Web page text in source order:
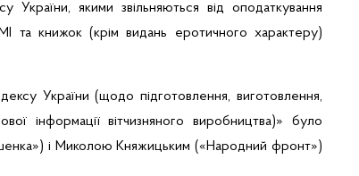
якими звільняються від оподаткування
та книжок (крім видань еротичного характеру)
України (щодо підготовлення, виготовлення,
інформації вітчизняного виробництва)» було
і Миколою Княжицьким («Народний фронт»)